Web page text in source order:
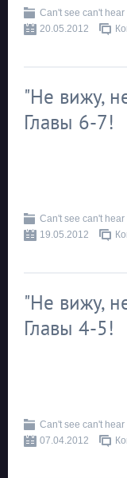
Can't see can't hear
20.05.2012
"Не вижу,
Главы 6-7!
Can't see can't hear
19.05.2012
"Не вижу,
Главы 4-5!
Can't see can't hear
07.04.2012